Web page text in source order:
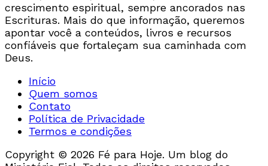
crescimento espiritual, sempre ancorados nas
Escrituras. Mais do que informação, queremos
apontar você a conteúdos, livros e recursos
confiáveis que fortaleçam sua caminhada com
Deus.
Início
Quem somos
Contato
Política de Privacidade
Termos e condições
Copyright © 2026 Fé para Hoje. Um blog do